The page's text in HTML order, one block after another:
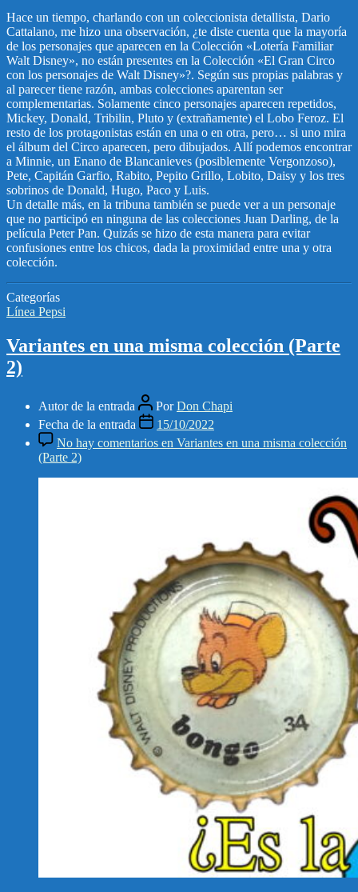
Hace un tiempo, charlando con un coleccionista detallista, Dario
Cattalano, me hizo una observación, ¿te diste cuenta que la mayoría
de los personajes que aparecen en la Colección «Lotería Familiar
Walt Disney», no están presentes en la Colección «El Gran Circo
con los personajes de Walt Disney»?. Según sus propias palabras y
al parecer tiene razón, ambas colecciones aparentan ser
complementarias. Solamente cinco personajes aparecen repetidos,
Mickey, Donald, Tribilin, Pluto y (extrañamente) el Lobo Feroz. El
resto de los protagonistas están en una o en otra, pero… si uno mira
el álbum del Circo aparecen, pero dibujados. Allí podemos encontrar
a Minnie, un Enano de Blancanieves (posiblemente Vergonzoso),
Pete, Capitán Garfio, Rabito, Pepito Grillo, Lobito, Daisy y los tres
sobrinos de Donald, Hugo, Paco y Luis.
Un detalle más, en la tribuna también se puede ver a un personaje
que no participó en ninguna de las colecciones Juan Darling, de la
película Peter Pan. Quizás se hizo de esta manera para evitar
confusiones entre los chicos, dada la proximidad entre una y otra
colección.
Categorías
Línea Pepsi
Variantes en una misma colección (Parte
2)
Autor de la entrada PorDon Chapi
Fecha de la entrada
15/10/2022
No hay comentarios en Variantes en una misma colección
(Parte 2)